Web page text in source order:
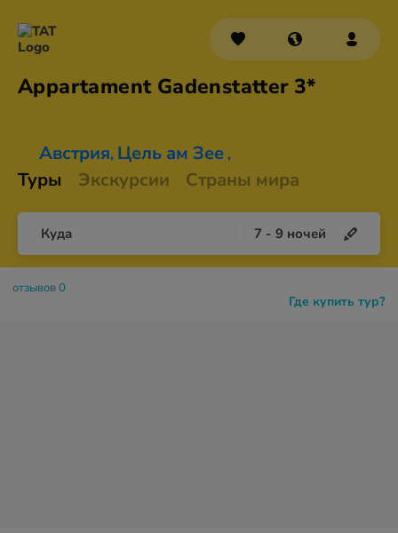
Appartament Gadenstatter 3*
Австрия, Цель ам Зее ,
Туры Экскурсии Страны мира
Куда 7 - 9 ночей
Где купить тур?
отзывов 0